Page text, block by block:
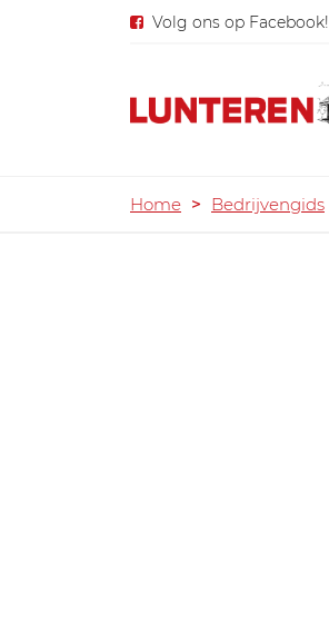
Volg ons op Facebook!
Home > Bedrijvengids